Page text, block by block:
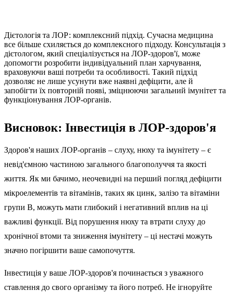
Дієтологія та ЛОР: комплексний підхід. Сучасна медицина
все більше схиляється до комплексного підходу. Консультація з
дієтологом, який спеціалізується на ЛОР-здоров'ї, може
допомогти розробити індивідуальний план харчування,
враховуючи ваші потреби та особливості. Такий підхід
дозволяє не лише усунути вже наявні дефіцити, але й
запобігти їх повторній появі, зміцнюючи загальний імунітет та
функціонування ЛОР-органів.
Висновок: Інвестиція в ЛОР-здоров'я
Здоров'я наших ЛОР-органів – слуху, нюху та імунітету – є
невід'ємною частиною загального благополуччя та якості
життя. Як ми бачимо, неочевидні на перший погляд дефіцити
мікроелементів та вітамінів, таких як цинк, залізо та вітаміни
групи B, можуть мати глибокий і негативний вплив на ці
важливі функції. Від порушення нюху та втрати слуху до
хронічної втоми та зниження імунітету – ці нестачі можуть
значно погіршити ваше самопочуття.
Інвестиція у ваше ЛОР-здоров'я починається з уважного
ставлення до свого організму та його потреб. Не ігноруйте